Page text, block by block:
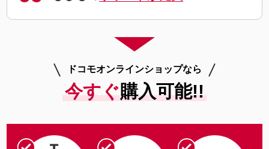
ドコモオンラインショップなら
今すぐ購入可能!!